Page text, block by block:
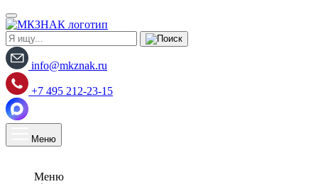
info@mkznak.ru
+7 495 212-23-15
Меню
Меню